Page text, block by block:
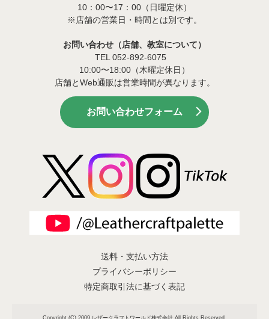
10：00〜17：00（日曜定休）
※店舗の営業日・時間とは別です。
お問い合わせ（店舗、教室について）
TEL 052-892-6075
10:00〜18:00（木曜定休日）
店舗とWeb通販は営業時間が異なります。
お問い合わせフォーム
送料・支払い方法
プライバシーポリシー
特定商取引法に基づく表記
Copyright (C) 2009 レザークラフトワールド株式会社 All Rights Reserved.